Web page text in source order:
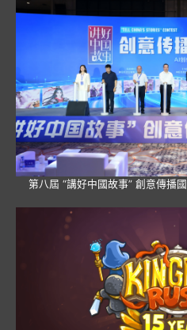
第八屆 “講好中國故事” 創意傳播